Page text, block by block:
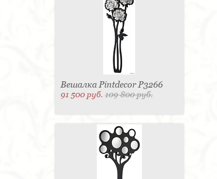
Вешалка Pintdecor P3266
91 500 руб.109 800 руб.